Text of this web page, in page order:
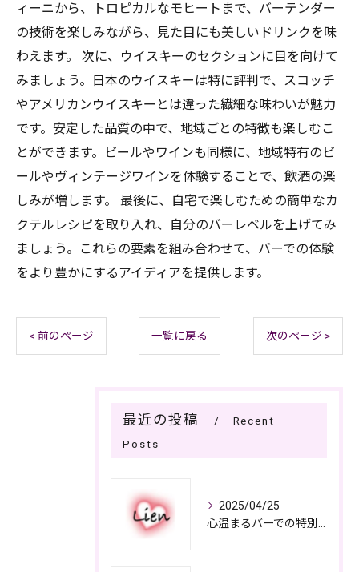
ィーニから、トロピカルなモヒートまで、バーテンダー
の技術を楽しみながら、見た目にも美しいドリンクを味
わえます。 次に、ウイスキーのセクションに目を向けて
みましょう。日本のウイスキーは特に評判で、スコッチ
やアメリカンウイスキーとは違った繊細な味わいが魅力
です。安定した品質の中で、地域ごとの特徴も楽しむこ
とができます。ビールやワインも同様に、地域特有のビ
ールやヴィンテージワインを体験することで、飲酒の楽
しみが増します。 最後に、自宅で楽しむための簡単なカ
クテルレシピを取り入れ、自分のバーレベルを上げてみ
ましょう。これらの要素を組み合わせて、バーでの体験
をより豊かにするアイディアを提供します。
< 前のページ 一覧に戻る 次のページ >
最近の投稿
Recent
Posts
2025/04/25